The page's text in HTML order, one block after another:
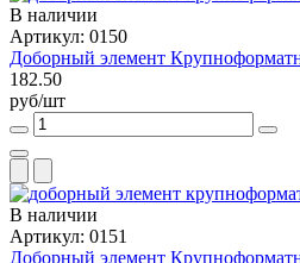
В наличии
Артикул: 0150
Доборный элемент
182.50
руб/шт
В наличии
Артикул: 0151
Доборный элемент